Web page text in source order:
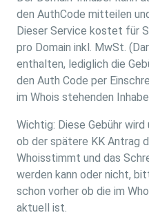
den AuthCode mitteilen
Dieser Service kostet für
pro Domain inkl. MwSt.
enthalten, lediglich die
den Auth Code per
im Whois stehenden
Wichtig: Diese Gebühr
ob der spätere KK Antrag
Whoisstimmt und das
werden kann oder nicht,
schon vorher ob die im
aktuell ist.